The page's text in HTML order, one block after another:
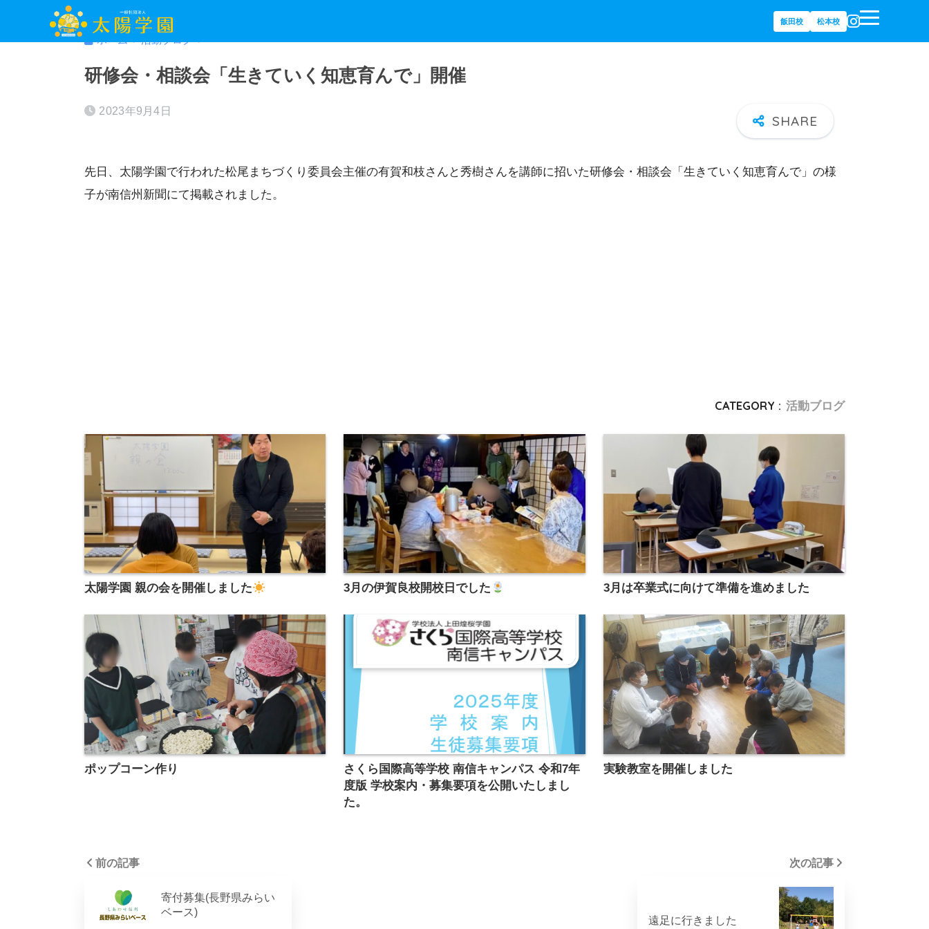
飯田校 松本校
ホーム 活動ブログ
研修会・相談会「生きていく知恵育んで」開催
2023年9月4日
先日、太陽学園で行われた松尾まちづくり委員会主催の有賀和枝さんと秀樹さんを講師に招いた研修会・相談会「生きていく知恵育んで」の様
子が南信州新聞にて掲載されました。
CATEGORY : 活動ブログ
太陽学園 親の会を開催しました 3月の伊賀良校開校日でした 3月は卒業式に向けて準備を進めました
ポップコーン作り
さくら国際高等学校 南信キャンパス 令和7年
度版 学校案内・募集要項を公開いたしまし
た。
実験教室を開催しました
前の記事
寄付募集(長野県みらい
ベース)
次の記事
遠足に行きました